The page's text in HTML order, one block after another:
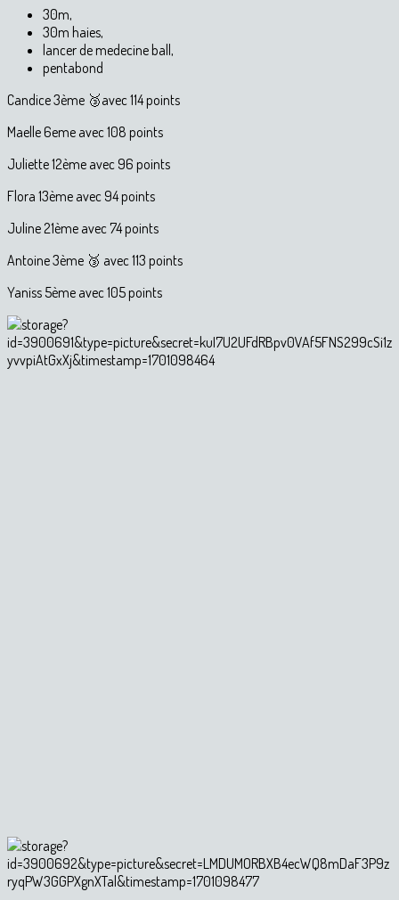
30m,
30m haies,
lancer de medecine ball,
pentabond
Candice 3ème 🥉avec 114 points
Maelle 6eme avec 108 points
Juliette 12ème avec 96 points
Flora 13ème avec 94 points
Juline 21ème avec 74 points
Antoine 3ème 🥉 avec 113 points
Yaniss 5ème avec 105 points